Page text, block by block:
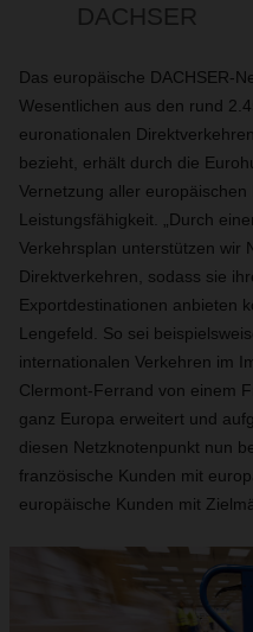
DACHSER
Das europäische DACHSER-
Wesentlichen aus den rund
euronationalen
bezieht, erhält durch die
Vernetzung aller
Leistungsfähigkeit. „Durch
Verkehrsplan unterstützen wir
Direktverkehren, sodass sie
Exportdestinationen anbieten
Lengefeld. So sei
internationalen Verkehren im
Clermont-Ferrand von einem
ganz Europa erweitert und
diesen Netzknotenpunkt nun
französische Kunden mit
europäische Kunden mit